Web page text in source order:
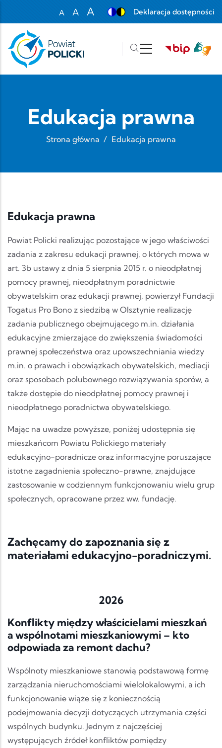
A
Set font size to 100%
A
A
Deklaracja dostępności
Edukacja prawna
Strona główna / Edukacja prawna
Edukacja prawna
Powiat Policki realizując pozostające w jego właściwości
zadania z zakresu edukacji prawnej, o których mowa w
art. 3b ustawy z dnia 5 sierpnia 2015 r. o nieodpłatnej
pomocy prawnej, nieodpłatnym poradnictwie
obywatelskim oraz edukacji prawnej, powierzył Fundacji
Togatus Pro Bono z siedzibą w Olsztynie realizację
zadania publicznego obejmującego m.in. działania
edukacyjne zmierzające do zwiększenia świadomości
prawnej społeczeństwa oraz upowszechniania wiedzy
m.in. o prawach i obowiązkach obywatelskich, mediacji
oraz sposobach polubownego rozwiązywania sporów, a
także dostępie do nieodpłatnej pomocy prawnej i
nieodpłatnego poradnictwa obywatelskiego.
Mając na uwadze powyższe, poniżej udostępnia się
mieszkańcom Powiatu Polickiego materiały
edukacyjno-poradnicze oraz informacyjne poruszające
istotne zagadnienia społeczno-prawne, znajdujące
zastosowanie w codziennym funkcjonowaniu wielu grup
społecznych, opracowane przez ww. fundację.
Zachęcamy do zapoznania się z
materiałami edukacyjno-poradniczymi.
2026
Konflikty między właścicielami mieszkań
a wspólnotami mieszkaniowymi – kto
odpowiada za remont dachu?
Wspólnoty mieszkaniowe stanowią podstawową formę
zarządzania nieruchomościami wielolokalowymi, a ich
funkcjonowanie wiąże się z koniecznością
podejmowania decyzji dotyczących utrzymania części
wspólnych budynku. Jednym z najczęściej
występujących źródeł konfliktów pomiędzy